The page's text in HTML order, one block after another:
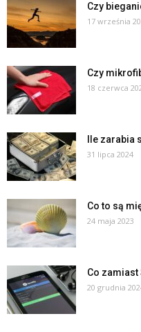
Czy
17 września
Czy
18 czerwca
Ile zarabia
31 lipca 2024
Co to są
24 maja 2023
Co zamiast
20 grudnia